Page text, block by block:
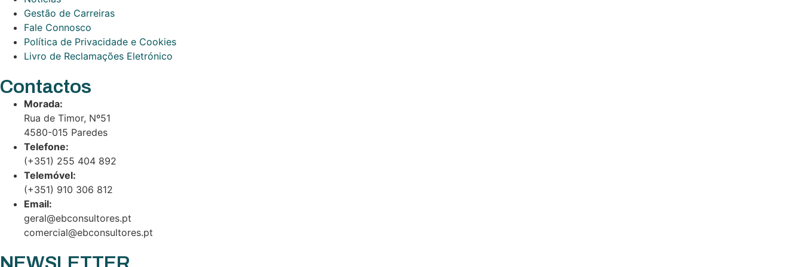
Gestão de Carreiras
Fale Connosco
Política de Privacidade e Cookies
Livro de Reclamações Eletrónico
Contactos
Morada:
Rua de Timor, Nº51
4580-015 Paredes
Telefone:
(+351) 255 404 892
Telemóvel:
(+351) 910 306 812
Email:
geral@ebconsultores.pt
comercial@ebconsultores.pt